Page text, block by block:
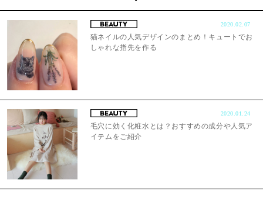
2020.02.07
猫ネイルの人気デザインのまとめ！キュートでお
しゃれな指先を作る
2020.01.24
毛穴に効く化粧水とは？おすすめの成分や人気ア
イテムをご紹介